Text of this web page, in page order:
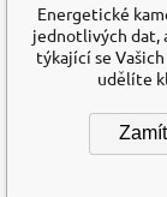
Energetické
jednotlivých dat,
týkající se
udělíte